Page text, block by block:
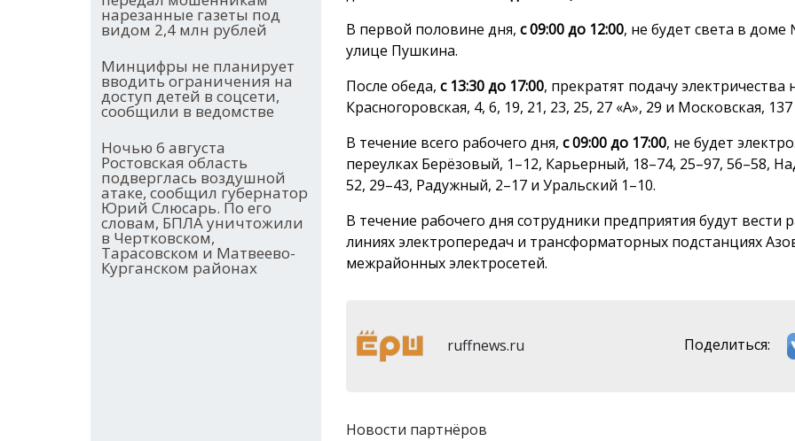
нарезанные газеты под
видом 2,4 млн рублей
Минцифры не планирует
вводить ограничения на
доступ детей в соцсети,
сообщили в ведомстве
Ночью 6 августа
Ростовская область
подверглась воздушной
атаке, сообщил губернатор
Юрий Слюсарь. По его
словам, БПЛА уничтожили
в Чертковском,
Тарасовском и Матвеево-
Курганском районах
В первой половине дня, с 09:00 до 12:00, не будет света в
улице Пушкина.
После обеда, с 13:30 до 17:00, прекратят подачу электричества
Красногоровская, 4, 6, 19, 21, 23, 25, 27 «А», 29 и Московская, 137
В течение всего рабочего дня, с 09:00 до 17:00, не будет
переулках Берёзовый, 1–12, Карьерный, 18–74, 25–97, 56–58,
52, 29–43, Радужный, 2–17 и Уральский 1–10.
В течение рабочего дня сотрудники предприятия будут вести
линиях электропередач и трансформаторных подстанциях
межрайонных электросетей.
ruffnews.ru Поделиться:
Новости партнёров